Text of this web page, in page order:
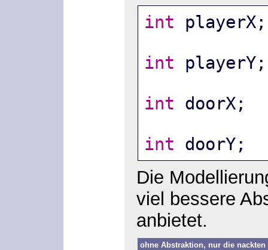
int playerX;
int playerY;
int doorX;
int doorY;
Die
viel bessere
anbietet.
ohne Abstraktion, nur die nackten